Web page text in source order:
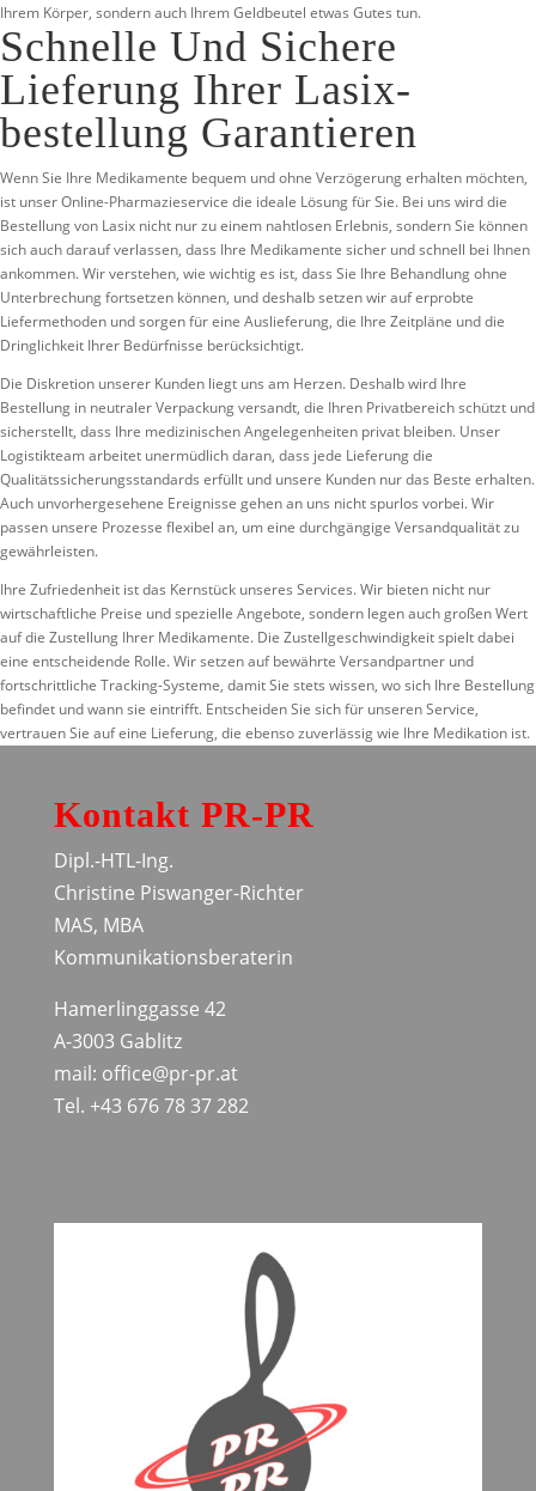
Ihrem Körper, sondern auch Ihrem Geldbeutel etwas Gutes tun.
Schnelle Und Sichere
Lieferung Ihrer Lasix-
bestellung Garantieren
Wenn Sie Ihre Medikamente bequem und ohne Verzögerung erhalten möchten,
ist unser Online-Pharmazieservice die ideale Lösung für Sie. Bei uns wird die
Bestellung von Lasix nicht nur zu einem nahtlosen Erlebnis, sondern Sie können
sich auch darauf verlassen, dass Ihre Medikamente sicher und schnell bei Ihnen
ankommen. Wir verstehen, wie wichtig es ist, dass Sie Ihre Behandlung ohne
Unterbrechung fortsetzen können, und deshalb setzen wir auf erprobte
Liefermethoden und sorgen für eine Auslieferung, die Ihre Zeitpläne und die
Dringlichkeit Ihrer Bedürfnisse berücksichtigt.
Die Diskretion unserer Kunden liegt uns am Herzen. Deshalb wird Ihre
Bestellung in neutraler Verpackung versandt, die Ihren Privatbereich schützt und
sicherstellt, dass Ihre medizinischen Angelegenheiten privat bleiben. Unser
Logistikteam arbeitet unermüdlich daran, dass jede Lieferung die
Qualitätssicherungsstandards erfüllt und unsere Kunden nur das Beste erhalten.
Auch unvorhergesehene Ereignisse gehen an uns nicht spurlos vorbei. Wir
passen unsere Prozesse flexibel an, um eine durchgängige Versandqualität zu
gewährleisten.
Ihre Zufriedenheit ist das Kernstück unseres Services. Wir bieten nicht nur
wirtschaftliche Preise und spezielle Angebote, sondern legen auch großen Wert
auf die Zustellung Ihrer Medikamente. Die Zustellgeschwindigkeit spielt dabei
eine entscheidende Rolle. Wir setzen auf bewährte Versandpartner und
fortschrittliche Tracking-Systeme, damit Sie stets wissen, wo sich Ihre Bestellung
befindet und wann sie eintrifft. Entscheiden Sie sich für unseren Service,
vertrauen Sie auf eine Lieferung, die ebenso zuverlässig wie Ihre Medikation ist.
Kontakt PR-PR
Dipl.-HTL-Ing.
Christine Piswanger-Richter
MAS, MBA
Kommunikationsberaterin
Hamerlinggasse 42
A-3003 Gablitz
mail: office@pr-pr.at
Tel. +43 676 78 37 282